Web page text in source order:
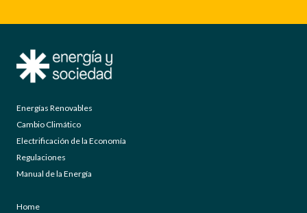
Energías Renovables
Cambio Climático
Electrificación de la Economía
Regulaciones
Manual de la Energía
Home